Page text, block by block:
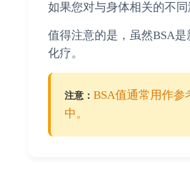
如果您对与身体相关的不
值得注意的是，虽然BSA
化疗。
注意： BSA值通常用作
中。